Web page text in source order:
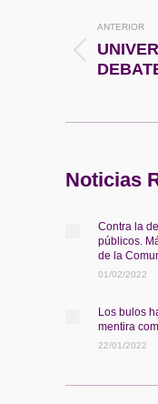
entre
ANTERIOR
Publicación
anterior:
Noticias
Contra la
públicos.
de la
01/02/2022
Los bulos
mentira
22/01/2022